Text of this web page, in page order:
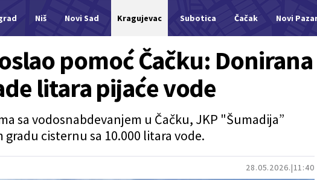
Niš Novi Sad Kragujevac Subotica Čačak Novi
28.05.2026. 11:40
pomoć Čačku: Donirana
litara pijaće vode
sa vodosnabdevanjem u Čačku, JKP "Šumadija”
cisternu sa 10.000 litara vode.